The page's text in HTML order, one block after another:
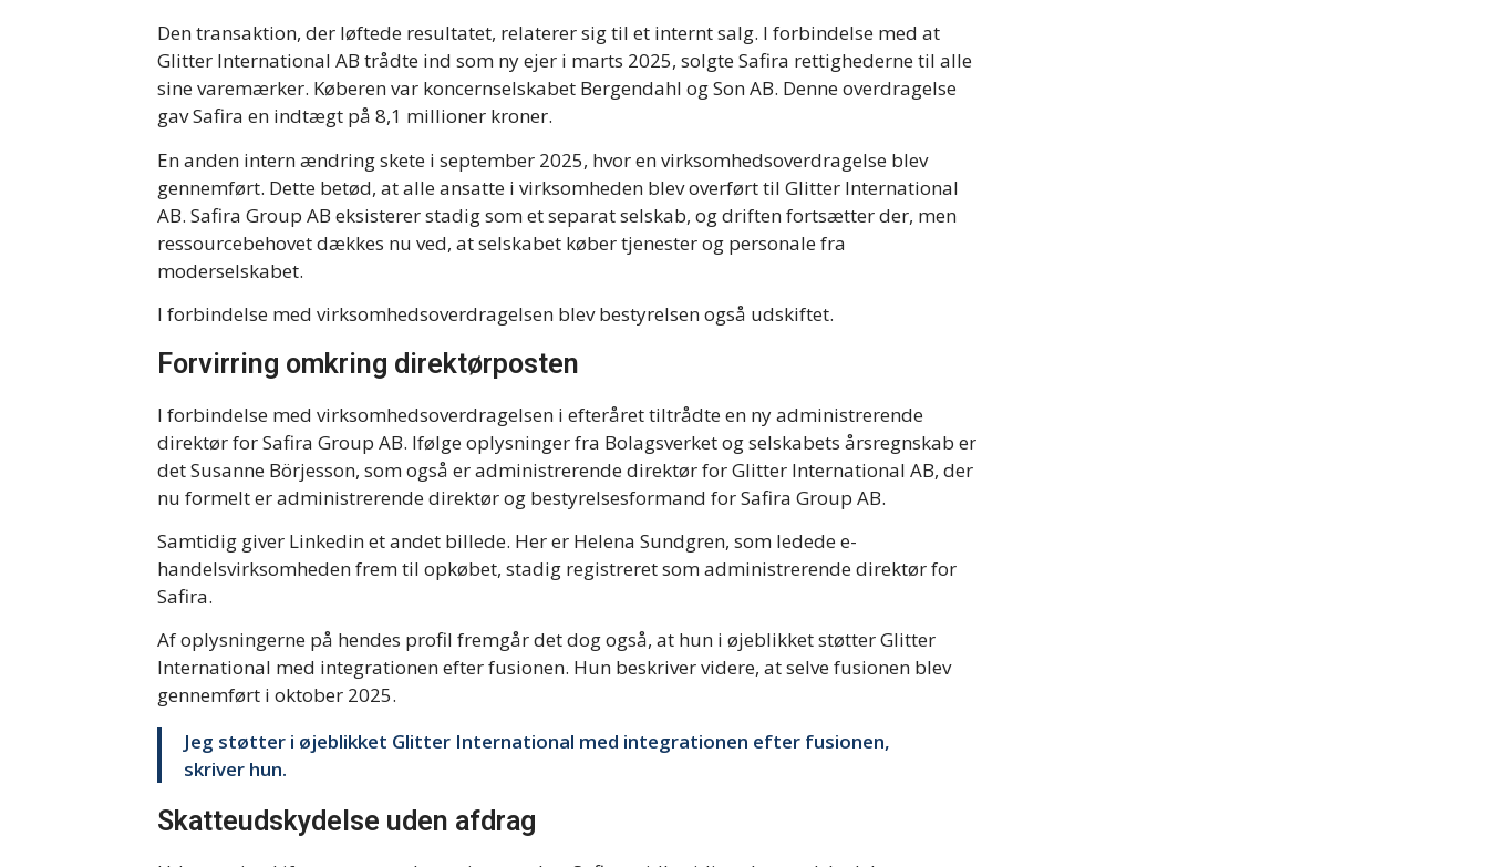
Den transaktion, der løftede resultatet, relaterer sig til et internt salg. I forbindelse med at
Glitter International AB trådte ind som ny ejer i marts 2025, solgte Safira rettighederne til alle
sine varemærker. Køberen var koncernselskabet Bergendahl og Son AB. Denne overdragelse
gav Safira en indtægt på 8,1 millioner kroner.
En anden intern ændring skete i september 2025, hvor en virksomhedsoverdragelse blev
gennemført. Dette betød, at alle ansatte i virksomheden blev overført til Glitter International
AB. Safira Group AB eksisterer stadig som et separat selskab, og driften fortsætter der, men
ressourcebehovet dækkes nu ved, at selskabet køber tjenester og personale fra
moderselskabet.
I forbindelse med virksomhedsoverdragelsen blev bestyrelsen også udskiftet.
Forvirring omkring direktørposten
I forbindelse med virksomhedsoverdragelsen i efteråret tiltrådte en ny administrerende
direktør for Safira Group AB. Ifølge oplysninger fra Bolagsverket og selskabets årsregnskab er
det Susanne Börjesson, som også er administrerende direktør for Glitter International AB, der
nu formelt er administrerende direktør og bestyrelsesformand for Safira Group AB.
Samtidig giver Linkedin et andet billede. Her er Helena Sundgren, som ledede e-
handelsvirksomheden frem til opkøbet, stadig registreret som administrerende direktør for
Safira.
Af oplysningerne på hendes profil fremgår det dog også, at hun i øjeblikket støtter Glitter
International med integrationen efter fusionen. Hun beskriver videre, at selve fusionen blev
gennemført i oktober 2025.
Jeg støtter i øjeblikket Glitter International med integrationen efter fusionen,
skriver hun.
Skatteudskydelse uden afdrag